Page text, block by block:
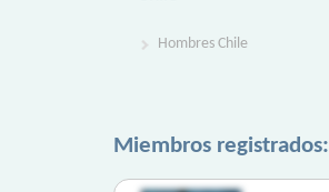
Hombres Chile
Miembros registrados: